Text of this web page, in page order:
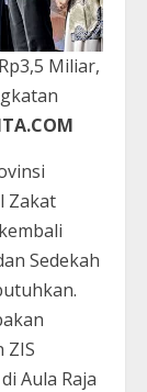
Miliar,
Zakat
Sedekah
ZIS
Aula Raja